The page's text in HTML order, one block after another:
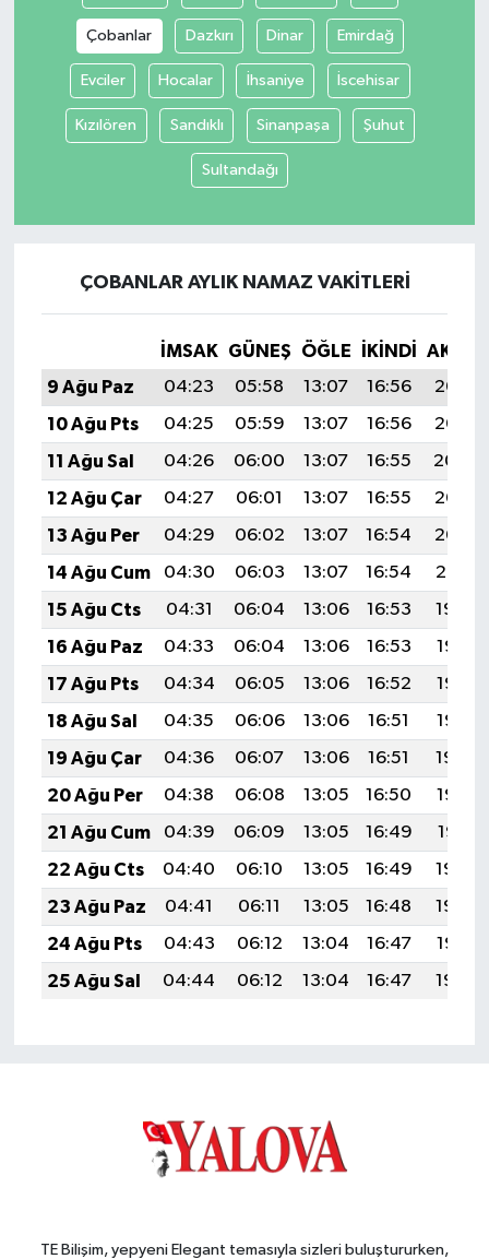
Çobanlar Dazkırı Dinar Emirdağ
Evciler Hocalar İhsaniye İscehisar
Kızılören Sandıklı Sinanpaşa Şuhut
Sultandağı
ÇOBANLAR AYLIK NAMAZ VAKITLERI
İMSAK GÜNEŞ ÖĞLE İKINDI
9 Ağu Paz
04:23 05:58 13:07 16:56
20:07
10 Ağu Pts
04:25 05:59 13:07 16:56
20:06
11 Ağu Sal
04:26 06:00 13:07 16:55
20:04
12 Ağu Çar
04:27 06:01 13:07 16:55
20:03
13 Ağu Per
04:29 06:02 13:07 16:54
20:02
14 Ağu Cum
04:30 06:03 13:07 16:54
20:01
15 Ağu Cts
04:31 06:04 13:06 16:53
19:59
16 Ağu Paz
04:33 06:04 13:06 16:53
19:58
17 Ağu Pts
04:34 06:05 13:06 16:52
19:57
18 Ağu Sal
04:35 06:06 13:06 16:51
19:56
19 Ağu Çar
04:36 06:07 13:06 16:51
19:54
20 Ağu Per
04:38 06:08 13:05 16:50
19:53
21 Ağu Cum
04:39 06:09 13:05 16:49
19:51
22 Ağu Cts
04:40 06:10 13:05 16:49
19:50
23 Ağu Paz
04:41 06:11 13:05 16:48
19:49
24 Ağu Pts
04:43 06:12 13:04 16:47
19:47
25 Ağu Sal
04:44 06:12 13:04 16:47 19:46
TE Bilişim, yepyeni Elegant temasıyla sizleri buluştururken,